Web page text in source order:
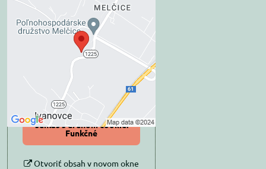
Externý obsah je
blokovaný Voľbami
súkromia
Prajete si načítať externý obsah?
Povoliť tentokrát
Povoliť a zapamätať -
súhlas s druhom cookie:
Funkčné
Otvoriť obsah v novom okne